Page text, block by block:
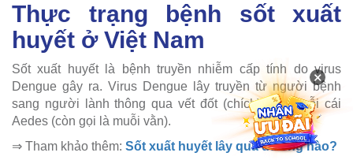
Thực trạng bệnh sốt xuất
huyết ở Việt Nam
Sốt xuất huyết là bệnh truyền nhiễm cấp tính do virus
Dengue gây ra. Virus Dengue lây truyền từ người bệnh
sang người lành thông qua vết đốt (chích) của muỗi cái
Aedes (còn gọi là muỗi vằn).
⇒ Tham khảo thêm: Sốt xuất huyết lây qua đường nào?
×